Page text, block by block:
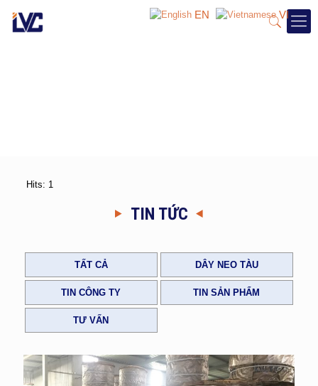
Hits: 1
TIN TỨC
TẤT CẢ DÂY NEO TÀU
TIN CÔNG TY TIN SẢN PHẨM
TƯ VẤN
EN VI